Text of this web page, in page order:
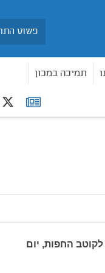
תמיכה במכון
רשימת
תפוצה
החפות, יום